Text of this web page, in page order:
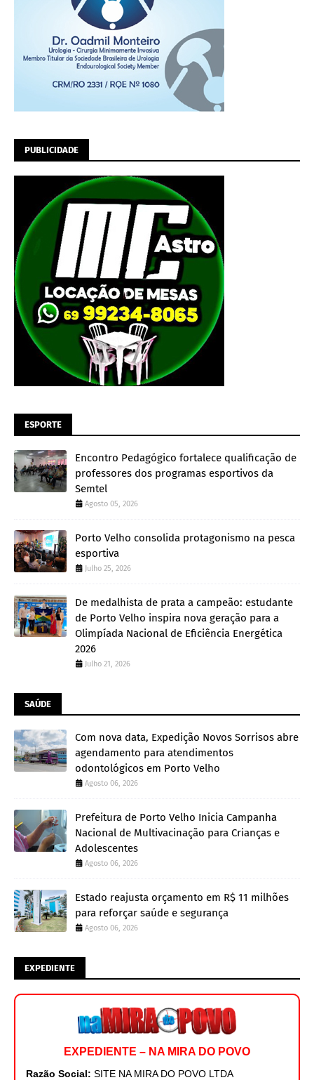
PUBLICIDADE
ESPORTE
Encontro Pedagógico fortalece qualificação de
professores dos programas esportivos da
Semtel
Agosto 05, 2026
Porto Velho consolida protagonismo na pesca
esportiva
Julho 25, 2026
De medalhista de prata a campeão: estudante
de Porto Velho inspira nova geração para a
Olimpíada Nacional de Eficiência Energética
2026
Julho 21, 2026
SAÚDE
Com nova data, Expedição Novos Sorrisos abre
agendamento para atendimentos
odontológicos em Porto Velho
Agosto 06, 2026
Prefeitura de Porto Velho Inicia Campanha
Nacional de Multivacinação para Crianças e
Adolescentes
Agosto 06, 2026
Estado reajusta orçamento em R$ 11 milhões
para reforçar saúde e segurança
Agosto 06, 2026
EXPEDIENTE
EXPEDIENTE – NA MIRA DO POVO
Razão Social: SITE NA MIRA DO POVO LTDA